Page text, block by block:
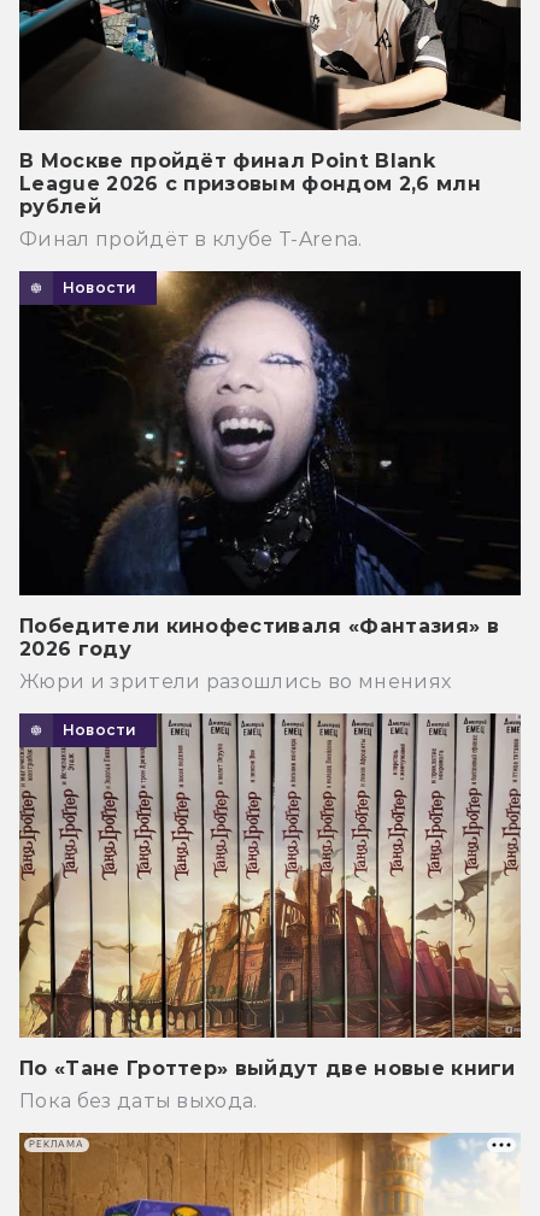
В Москве пройдёт финал Point Blank
League 2026 с призовым фондом 2,6 млн
рублей
Финал пройдёт в клубе T-Arena.
Новости
Победители кинофестиваля «Фантазия» в
2026 году
Жюри и зрители разошлись во мнениях
Новости
По «Тане Гроттер» выйдут две новые книги
Пока без даты выхода.
РЕКЛАМА